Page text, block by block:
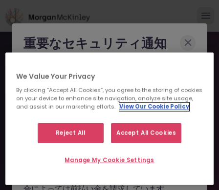
申し訳ございません。こちら
の求人の掲載は終了しまし
た。
重要なセキュリティ通知
になりすまし、求職者を詐欺に巻き込もうとする
事例が報告されています。
morganmckinleyjob.com、
morganmckinleyhire.com）を使用し、虚偽の
で、WhatsApp などのメッセージアプリを通じ
We Value Your Privacy
By clicking “Accept All Cookies”, you agree to the storing of cookies
on your device to enhance site navigation, analyze site usage,
and assist in our marketing efforts. View Our Cookie Policy
Reject All Accept All Cookies
Manage My Cookie Settings